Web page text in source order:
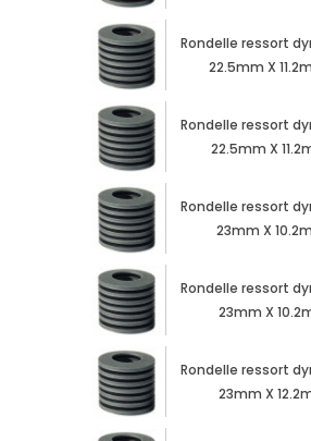
Rondelle ressort
22.5mm X
Rondelle ressort
22.5mm X
Rondelle ressort
23mm X
Rondelle ressort
23mm X
Rondelle ressort
23mm X